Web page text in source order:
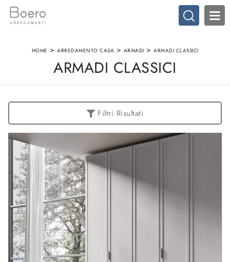
HOME > ARREDAMENTO CASA > ARMADI > ARMADI CLASSICI
ARMADI CLASSICI
Filtri Risultati